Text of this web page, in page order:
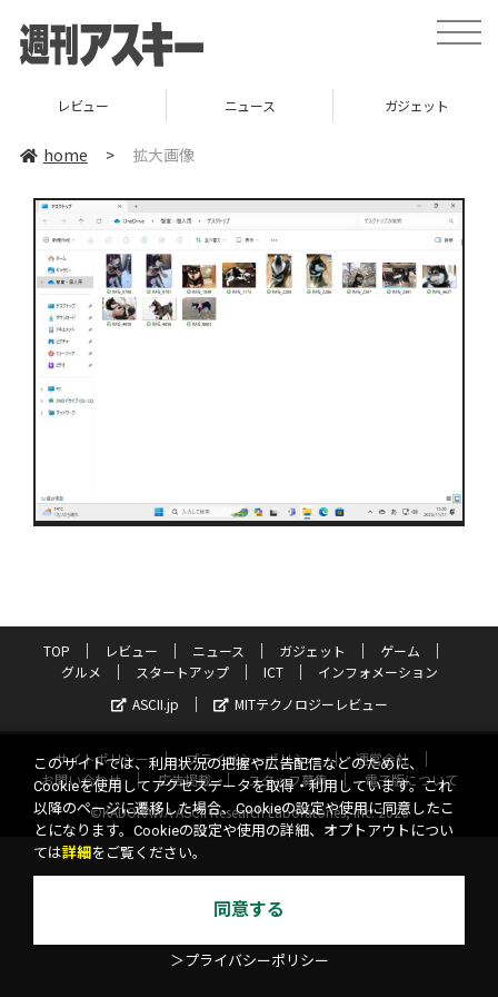
toggle
レビュー ニュース ガジェット
home > 拡大画像
TOP レビュー ニュース ガジェット
ゲーム
グルメ
スタートアップ ICT
インフォメーション
ASCII.jp
MITテクノロジーレビュー
サイトポリシー プライバシーポリシー
運営会社
お問い合わせ
広告掲載 スタッフ募集
電子版について
©KADOKAWA ASCII Research Laboratories, Inc. 2026
このサイトでは、利用状況の把握や広告配信などのために、
Cookieを使用してアクセスデータを取得・利用しています。これ
以降のページに遷移した場合、Cookieの設定や使用に同意したこ
とになります。Cookieの設定や使用の詳細、オプトアウトについ
ては詳細 をご覧ください。
同意する
＞プライバシーポリシー